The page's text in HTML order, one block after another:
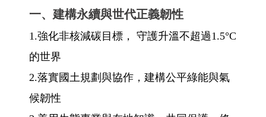
一、建構永續與世代正義韌性
1.強化非核減碳目標， 守護升溫不超過1.5°C
的世界
2.落實國土規劃與協作，建構公平綠能與氣
候韌性